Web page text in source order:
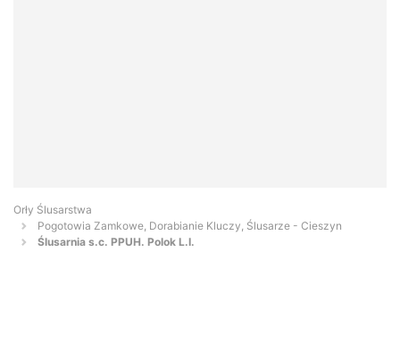
Orły Ślusarstwa
Pogotowia Zamkowe, Dorabianie Kluczy, Ślusarze - Cieszyn
Ślusarnia s.c. PPUH. Polok L.I.